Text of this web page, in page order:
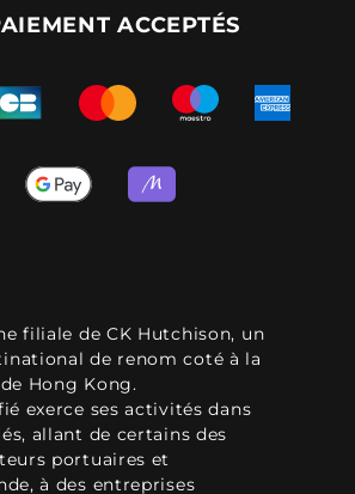
ACCEPTÉS
filiale de CK Hutchison, un
de renom coté à la
Hong Kong.
exerce ses activités dans
allant de certains des
portuaires et
à des entreprises